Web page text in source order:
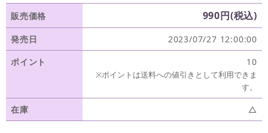
販売価格 990円(税込)
発売日
2023/07/27 12:00:00
ポイント
10
※ポイントは送料への値引きとして利用できま
す。
在庫 △